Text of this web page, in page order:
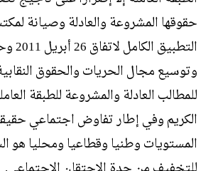
حقوقها المشروعة والعادلة وصيانة
وتوسيع مجال الحريات والحقوق
للمطالب العادلة والمشروعة للطبقة
الكريم وفي إطار تفاوض اجتماعي
المستويات وطنيا وقطاعيا ومحليا هو